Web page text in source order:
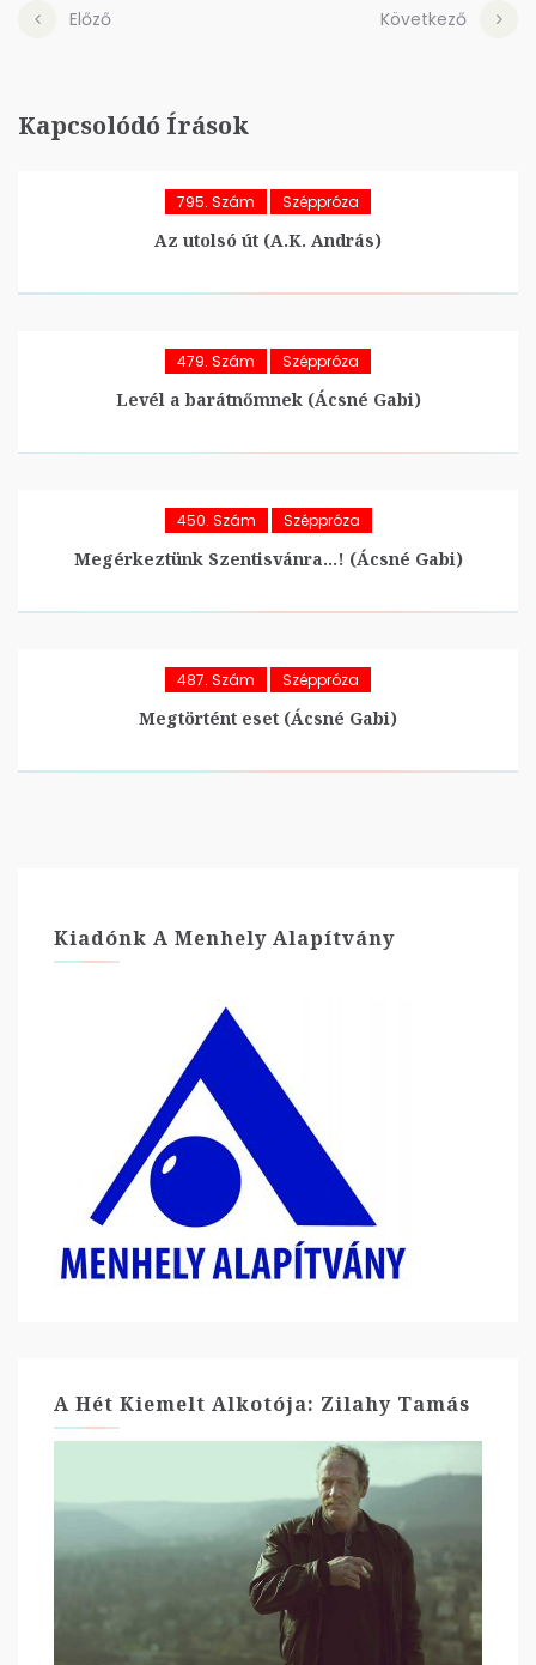
Előző Következő
Kapcsolódó Írások
795. Szám Széppróza
Az utolsó út (A.K. András)
479. Szám Széppróza
Levél a barátnőmnek (Ácsné Gabi)
450. Szám Széppróza
Megérkeztünk Szentisvánra…! (Ácsné Gabi)
487. Szám Széppróza
Megtörtént eset (Ácsné Gabi)
Kiadónk A Menhely Alapítvány
A Hét Kiemelt Alkotója: Zilahy Tamás